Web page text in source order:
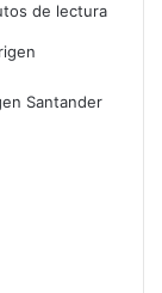
de lectura
Santander